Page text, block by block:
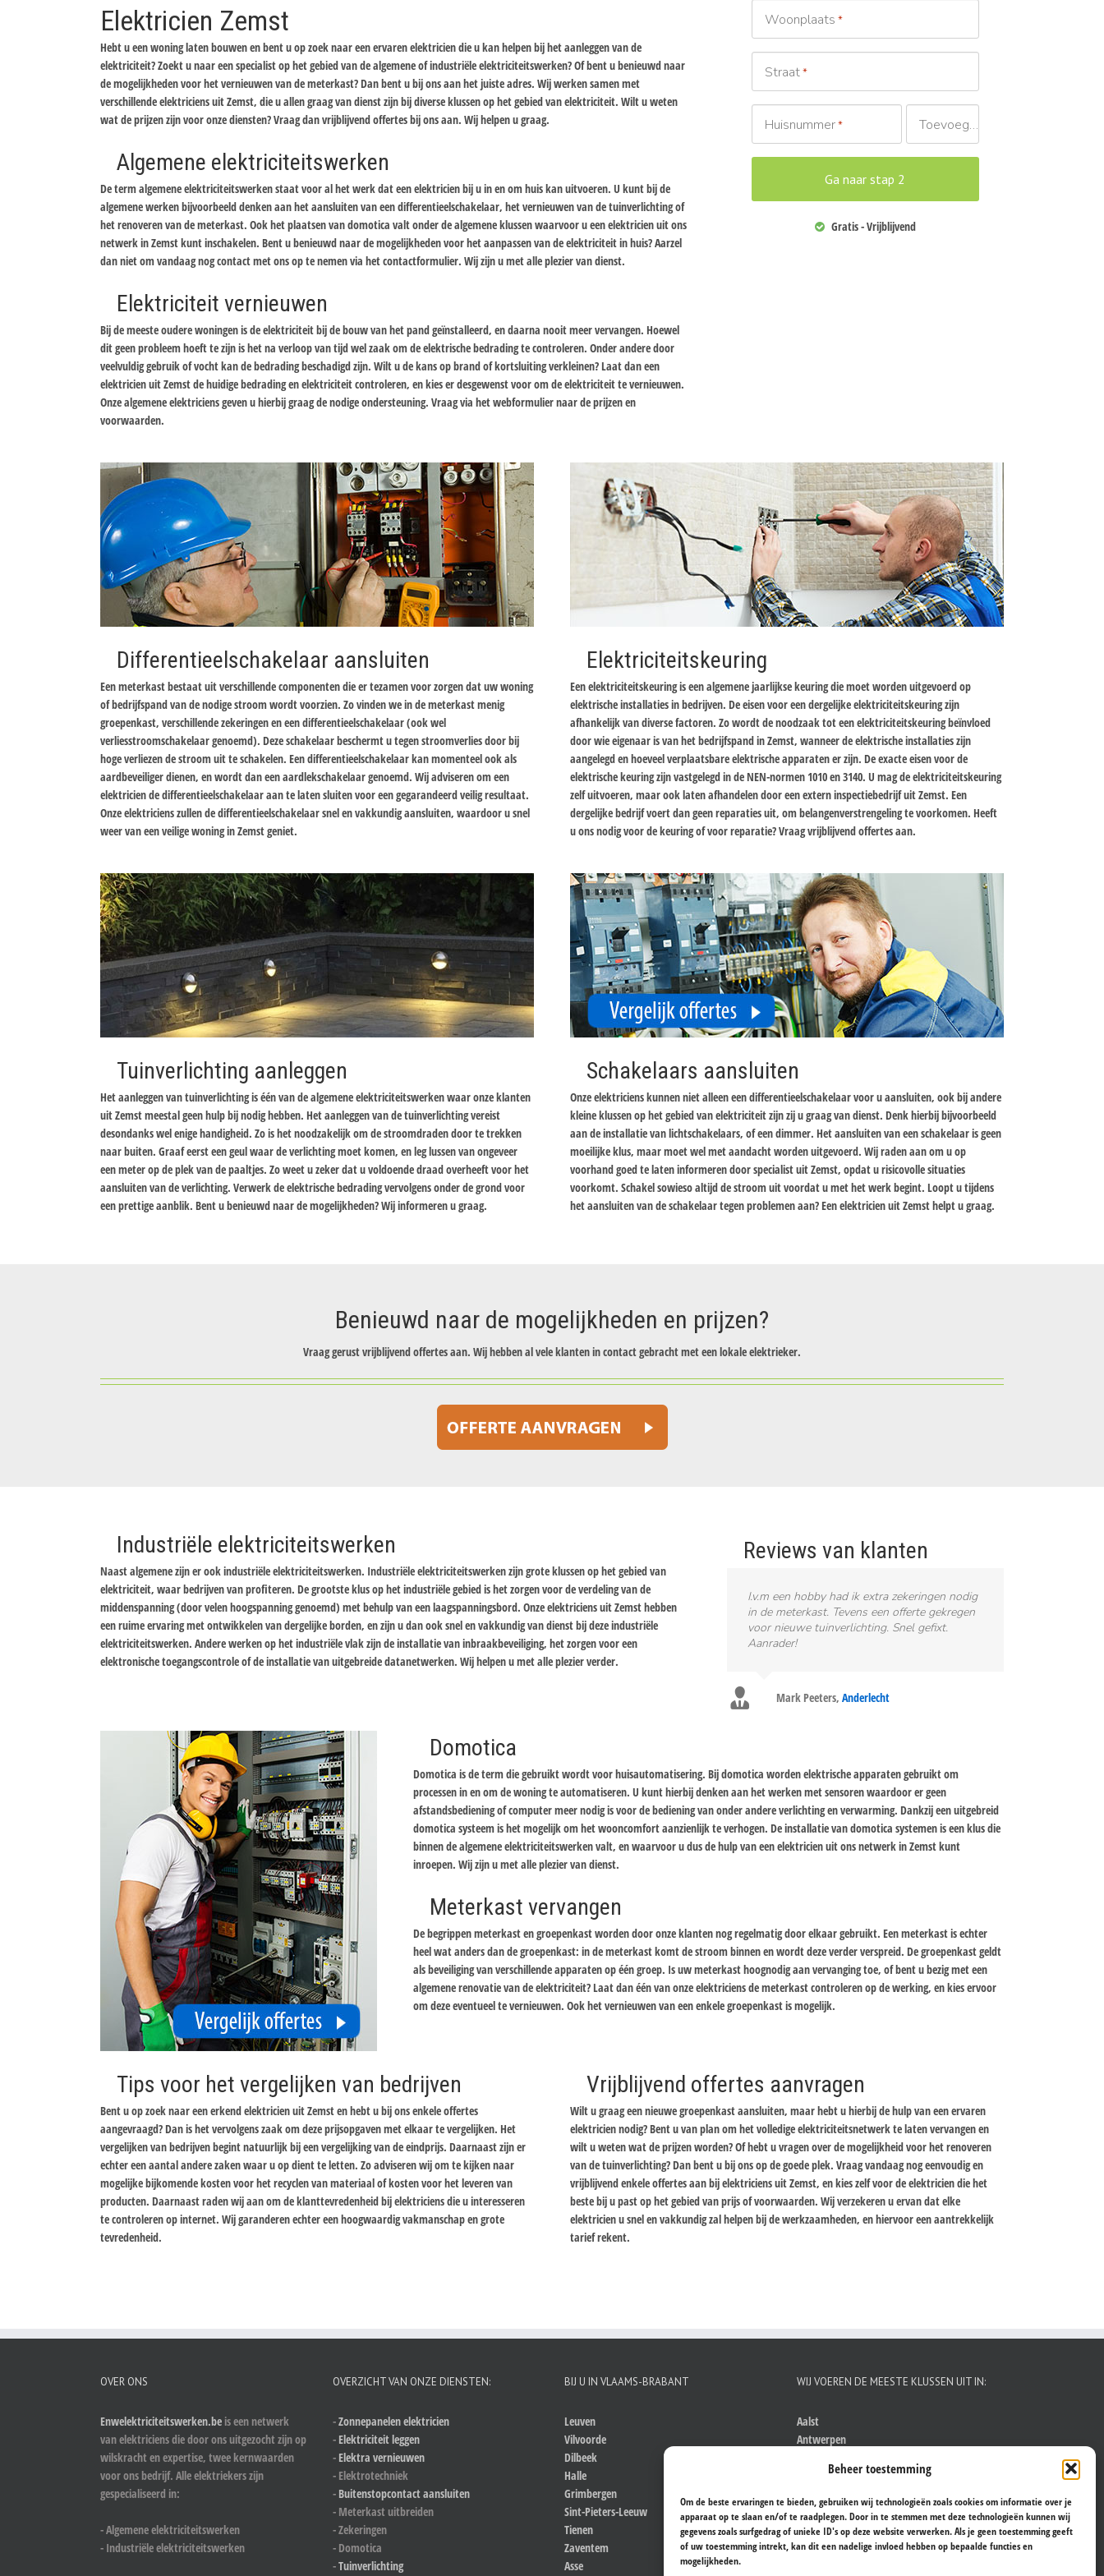
Beheer toestemming
Om de beste ervaringen te bieden, gebruiken wij technologieën zoals cookies om informatie over je
apparaat op te slaan en/of te raadplegen. Door in te stemmen met deze technologieën kunnen wij
gegevens zoals surfgedrag of unieke ID's op deze website verwerken. Als je geen toestemming geeft
of uw toestemming intrekt, kan dit een nadelige invloed hebben op bepaalde functies en
mogelijkheden.
Elektricien Zemst
Hebt u een woning laten bouwen en bent u op zoek naar een ervaren elektricien die u kan helpen bij het aanleggen van de
elektriciteit? Zoekt u naar een specialist op het gebied van de algemene of industriële elektriciteitswerken? Of bent u benieuwd naar
de mogelijkheden voor het vernieuwen van de meterkast? Dan bent u bij ons aan het juiste adres. Wij werken samen met
verschillende elektriciens uit Zemst, die u allen graag van dienst zijn bij diverse klussen op het gebied van elektriciteit. Wilt u weten
wat de prijzen zijn voor onze diensten? Vraag dan vrijblijvend offertes bij ons aan. Wij helpen u graag.
Algemene elektriciteitswerken
De term algemene elektriciteitswerken staat voor al het werk dat een elektricien bij u in en om huis kan uitvoeren. U kunt bij de
algemene werken bijvoorbeeld denken aan het aansluiten van een differentieelschakelaar, het vernieuwen van de tuinverlichting of
het renoveren van de meterkast. Ook het plaatsen van domotica valt onder de algemene klussen waarvoor u een elektricien uit ons
netwerk in Zemst kunt inschakelen. Bent u benieuwd naar de mogelijkheden voor het aanpassen van de elektriciteit in huis? Aarzel
dan niet om vandaag nog contact met ons op te nemen via het contactformulier. Wij zijn u met alle plezier van dienst.
Elektriciteit vernieuwen
Bij de meeste oudere woningen is de elektriciteit bij de bouw van het pand geïnstalleerd, en daarna nooit meer vervangen. Hoewel
dit geen probleem hoeft te zijn is het na verloop van tijd wel zaak om de elektrische bedrading te controleren. Onder andere door
veelvuldig gebruik of vocht kan de bedrading beschadigd zijn. Wilt u de kans op brand of kortsluiting verkleinen? Laat dan een
elektricien uit Zemst de huidige bedrading en elektriciteit controleren, en kies er desgewenst voor om de elektriciteit te vernieuwen.
Onze algemene elektriciens geven u hierbij graag de nodige ondersteuning. Vraag via het webformulier naar de prijzen en
voorwaarden.
Woonplaats *
Straat*
Huisnummer* Toevoeging
Gratis - Vrijblijvend
Differentieelschakelaar aansluiten
Een meterkast bestaat uit verschillende componenten die er tezamen voor zorgen dat uw woning
of bedrijfspand van de nodige stroom wordt voorzien. Zo vinden we in de meterkast menig
groepenkast, verschillende zekeringen en een differentieelschakelaar (ook wel
verliesstroomschakelaar genoemd). Deze schakelaar beschermt u tegen stroomverlies door bij
hoge verliezen de stroom uit te schakelen. Een differentieelschakelaar kan momenteel ook als
aardbeveiliger dienen, en wordt dan een aardlekschakelaar genoemd. Wij adviseren om een
elektricien de differentieelschakelaar aan te laten sluiten voor een gegarandeerd veilig resultaat.
Onze elektriciens zullen de differentieelschakelaar snel en vakkundig aansluiten, waardoor u snel
weer van een veilige woning in Zemst geniet.
Elektriciteitskeuring
Een elektriciteitskeuring is een algemene jaarlijkse keuring die moet worden uitgevoerd op
elektrische installaties in bedrijven. De eisen voor een dergelijke elektriciteitskeuring zijn
afhankelijk van diverse factoren. Zo wordt de noodzaak tot een elektriciteitskeuring beïnvloed
door wie eigenaar is van het bedrijfspand in Zemst, wanneer de elektrische installaties zijn
aangelegd en hoeveel verplaatsbare elektrische apparaten er zijn. De exacte eisen voor de
elektrische keuring zijn vastgelegd in de NEN-normen 1010 en 3140. U mag de elektriciteitskeuring
zelf uitvoeren, maar ook laten afhandelen door een extern inspectiebedrijf uit Zemst. Een
dergelijke bedrijf voert dan geen reparaties uit, om belangenverstrengeling te voorkomen. Heeft
u ons nodig voor de keuring of voor reparatie? Vraag vrijblijvend offertes aan.
Tuinverlichting aanleggen
Het aanleggen van tuinverlichting is één van de algemene elektriciteitswerken waar onze klanten
uit Zemst meestal geen hulp bij nodig hebben. Het aanleggen van de tuinverlichting vereist
desondanks wel enige handigheid. Zo is het noodzakelijk om de stroomdraden door te trekken
naar buiten. Graaf eerst een geul waar de verlichting moet komen, en leg lussen van ongeveer
een meter op de plek van de paaltjes. Zo weet u zeker dat u voldoende draad overheeft voor het
aansluiten van de verlichting. Verwerk de elektrische bedrading vervolgens onder de grond voor
een prettige aanblik. Bent u benieuwd naar de mogelijkheden? Wij informeren u graag.
Schakelaars aansluiten
Onze elektriciens kunnen niet alleen een differentieelschakelaar voor u aansluiten, ook bij andere
kleine klussen op het gebied van elektriciteit zijn zij u graag van dienst. Denk hierbij bijvoorbeeld
aan de installatie van lichtschakelaars, of een dimmer. Het aansluiten van een schakelaar is geen
moeilijke klus, maar moet wel met aandacht worden uitgevoerd. Wij raden aan om u op
voorhand goed te laten informeren door specialist uit Zemst, opdat u risicovolle situaties
voorkomt. Schakel sowieso altijd de stroom uit voordat u met het werk begint. Loopt u tijdens
het aansluiten van de schakelaar tegen problemen aan? Een elektricien uit Zemst helpt u graag.
Benieuwd naar de mogelijkheden en prijzen?
Vraag gerust vrijblijvend offertes aan. Wij hebben al vele klanten in contact gebracht met een lokale elektrieker.
Industriële elektriciteitswerken
Naast algemene zijn er ook industriële elektriciteitswerken. Industriële elektriciteitswerken zijn grote klussen op het gebied van
elektriciteit, waar bedrijven van profiteren. De grootste klus op het industriële gebied is het zorgen voor de verdeling van de
middenspanning (door velen hoogspanning genoemd) met behulp van een laagspanningsbord. Onze elektriciens uit Zemst hebben
een ruime ervaring met ontwikkelen van dergelijke borden, en zijn u dan ook snel en vakkundig van dienst bij deze industriële
elektriciteitswerken. Andere werken op het industriële vlak zijn de installatie van inbraakbeveiliging, het zorgen voor een
elektronische toegangscontrole of de installatie van uitgebreide datanetwerken. Wij helpen u met alle plezier verder.
Reviews van klanten
I.v.m een hobby had ik extra zekeringen nodig
in de meterkast. Tevens een offerte gekregen
voor nieuwe tuinverlichting. Snel gefixt.
Aanrader!
Mark Peeters, Anderlecht
Domotica
Domotica is de term die gebruikt wordt voor huisautomatisering. Bij domotica worden elektrische apparaten gebruikt om
processen in en om de woning te automatiseren. U kunt hierbij denken aan het werken met sensoren waardoor er geen
afstandsbediening of computer meer nodig is voor de bediening van onder andere verlichting en verwarming. Dankzij een uitgebreid
domotica systeem is het mogelijk om het wooncomfort aanzienlijk te verhogen. De installatie van domotica systemen is een klus die
binnen de algemene elektriciteitswerken valt, en waarvoor u dus de hulp van een elektricien uit ons netwerk in Zemst kunt
inroepen. Wij zijn u met alle plezier van dienst.
Meterkast vervangen
De begrippen meterkast en groepenkast worden door onze klanten nog regelmatig door elkaar gebruikt. Een meterkast is echter
heel wat anders dan de groepenkast: in de meterkast komt de stroom binnen en wordt deze verder verspreid. De groepenkast geldt
als beveiliging van verschillende apparaten op één groep. Is uw meterkast hoognodig aan vervanging toe, of bent u bezig met een
algemene renovatie van de elektriciteit? Laat dan één van onze elektriciens de meterkast controleren op de werking, en kies ervoor
om deze eventueel te vernieuwen. Ook het vernieuwen van een enkele groepenkast is mogelijk.
Tips voor het vergelijken van bedrijven
Bent u op zoek naar een erkend elektricien uit Zemst en hebt u bij ons enkele offertes
aangevraagd? Dan is het vervolgens zaak om deze prijsopgaven met elkaar te vergelijken. Het
vergelijken van bedrijven begint natuurlijk bij een vergelijking van de eindprijs. Daarnaast zijn er
echter een aantal andere zaken waar u op dient te letten. Zo adviseren wij om te kijken naar
mogelijke bijkomende kosten voor het recyclen van materiaal of kosten voor het leveren van
producten. Daarnaast raden wij aan om de klanttevredenheid bij elektriciens die u interesseren
te controleren op internet. Wij garanderen echter een hoogwaardig vakmanschap en grote
tevredenheid.
Vrijblijvend offertes aanvragen
Wilt u graag een nieuwe groepenkast aansluiten, maar hebt u hierbij de hulp van een ervaren
elektricien nodig? Bent u van plan om het volledige elektriciteitsnetwerk te laten vervangen en
wilt u weten wat de prijzen worden? Of hebt u vragen over de mogelijkheid voor het renoveren
van de tuinverlichting? Dan bent u bij ons op de goede plek. Vraag vandaag nog eenvoudig en
vrijblijvend enkele offertes aan bij elektriciens uit Zemst, en kies zelf voor de elektricien die het
beste bij u past op het gebied van prijs of voorwaarden. Wij verzekeren u ervan dat elke
elektricien u snel en vakkundig zal helpen bij de werkzaamheden, en hiervoor een aantrekkelijk
tarief rekent.
OVER ONS
Enwelektriciteitswerken.be is een netwerk
van elektriciens die door ons uitgezocht zijn op
wilskracht en expertise, twee kernwaarden
voor ons bedrijf. Alle elektriekers zijn
gespecialiseerd in:
- Algemene elektriciteitswerken
- Industriële elektriciteitswerken
OVERZICHT VAN ONZE DIENSTEN:
-Zonnepanelen elektricien
- Elektriciteit leggen
- Elektra vernieuwen
- Elektrotechniek
- Buitenstopcontact aansluiten
- Meterkast uitbreiden
- Zekeringen
- Domotica
-Tuinverlichting
BIJ U IN VLAAMS-BRABANT
Leuven
Vilvoorde
Dilbeek
Halle
Grimbergen
Sint-Pieters-Leeuw
Tienen
Zaventem
Asse
WIJ VOEREN DE MEESTE KLUSSEN UIT IN:
Aalst
Antwerpen
Hasselt
Kortrijk
Leuven